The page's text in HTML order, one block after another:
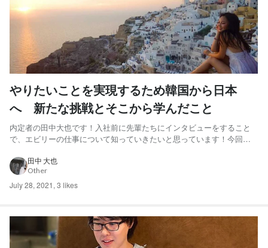
やりたいことを実現するため韓国から日本
へ 新たな挑戦とそこから学んだこと
内定者の田中大也です！入社前に先輩たちにインタビューをすること
で、エビリーの仕事について知っていきたいと思っています！今回取
んです！来日されたタイミングで運よくお話伺うことができました！
【エリンさんプロフィール】 李 銀玄（Erin) | 韓国、...
田中 大也
Other
July 28, 2021 , 3 likes